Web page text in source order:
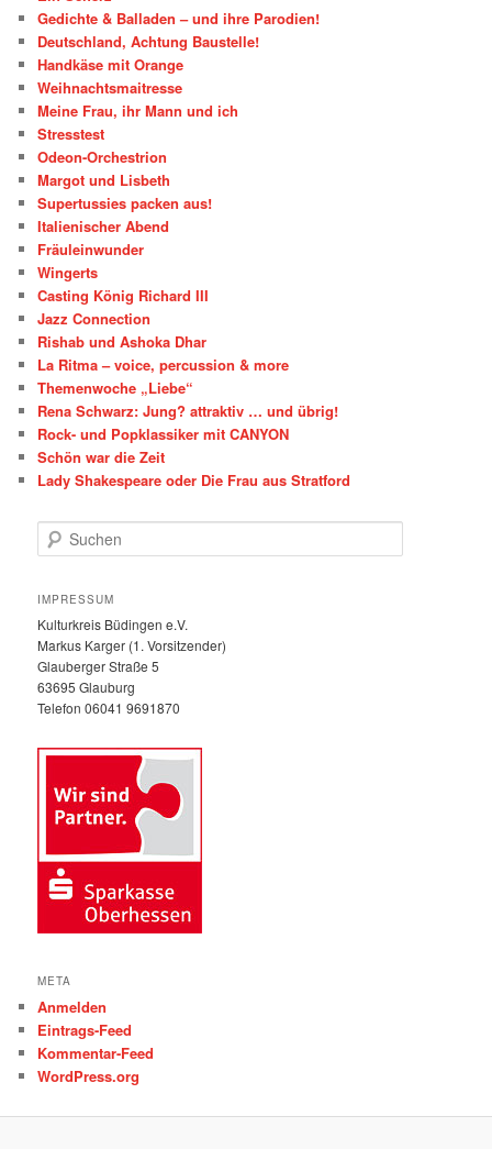
Gedichte & Balladen – und ihre Parodien!
Deutschland, Achtung Baustelle!
Handkäse mit Orange
Weihnachtsmaitresse
Meine Frau, ihr Mann und ich
Stresstest
Odeon-Orchestrion
Margot und Lisbeth
Supertussies packen aus!
Italienischer Abend
Fräuleinwunder
Wingerts
Casting König Richard III
Jazz Connection
Rishab und Ashoka Dhar
La Ritma – voice, percussion & more
Themenwoche „Liebe“
Rena Schwarz: Jung? attraktiv … und übrig!
Rock- und Popklassiker mit CANYON
Schön war die Zeit
Lady Shakespeare oder Die Frau aus Stratford
u
h
n
IMPRESSUM
Kulturkreis Büdingen e.V.
Markus Karger (1. Vorsitzender)
Glauberger Straße 5
63695 Glauburg
Telefon 06041 9691870
META
Anmelden
Eintrags-Feed
Kommentar-Feed
WordPress.org